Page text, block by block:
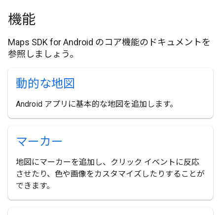
機能
Maps SDK for Android のコア機能のドキュメントを
参照しましょう。
動的な地図
Android アプリに基本的な地図を追加します。
マーカー
地図にマーカーを追加し、クリック イベントに反応
させたり、色や画像をカスタマイズしたりすることが
できます。